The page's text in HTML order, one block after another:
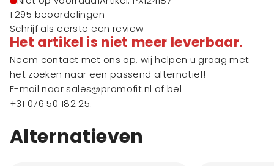
1.295 beoordelingen
Schrijf als eerste een review
Het artikel is niet meer leverbaar.
Neem contact met ons op, wij helpen u graag met
het zoeken naar een passend alternatief!
E-mail naar sales@promofit.nl of bel
+31 076 50 182 25.
Alternatieven